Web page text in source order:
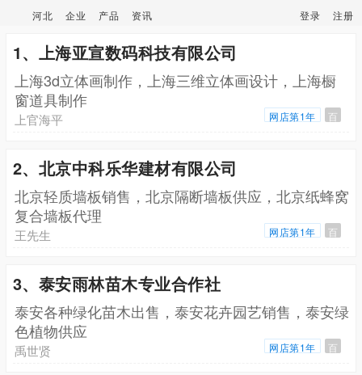
河北 企业 产品 资讯 登录 注册
1、上海亚宣数码科技有限公司
上海3d立体画制作，上海三维立体画设计，上海橱
窗道具制作
上官海平 网店第1年 百
2、北京中科乐华建材有限公司
北京轻质墙板销售，北京隔断墙板供应，北京纸蜂窝
复合墙板代理
王先生 网店第1年 百
3、泰安雨林苗木专业合作社
泰安各种绿化苗木出售，泰安花卉园艺销售，泰安绿
色植物供应
禹世贤 网店第1年 百